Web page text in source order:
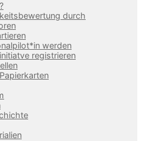
durch
werden
registrieren